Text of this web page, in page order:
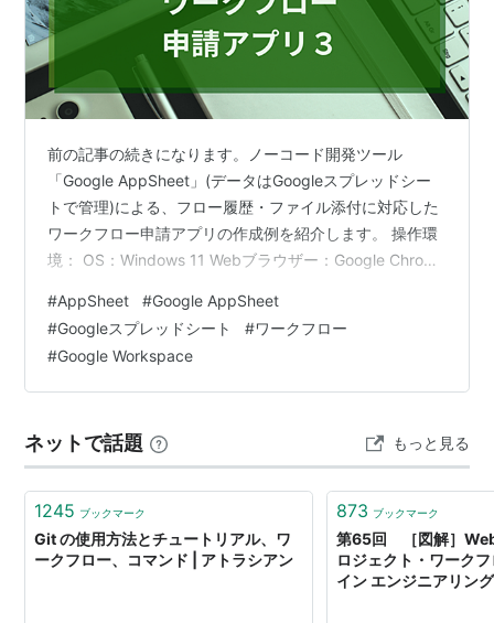
前の記事の続きになります。ノーコード開発ツール
「Google AppSheet」(データはGoogleスプレッドシー
トで管理)による、フロー履歴・ファイル添付に対応した
ワークフロー申請アプリの作成例を紹介します。 操作環
境： OS：Windows 11 Webブラウザー：Google Chrome
Starter(AppSheet Core)(*) *AppSheetのライセンスの種
類毎の機能は、公式記事に掲載されています アプリ使用
環境： OS：Android アプリ：Google AppSheet アプリ
作成:Views等 申…
#AppSheet #Google AppSheet
#Googleスプレッドシート #ワークフロー
#Google Workspace
ネットで話題 もっと見る
1245 ブックマーク
Git の使用方法とチュートリアル、ワ
ークフロー、コマンド | アトラシアン
873 ブックマーク
第65回 ［図解］
ロジェクト・ワーク
イン エンジニアリン